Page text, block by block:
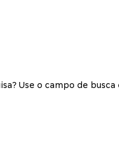
Use o campo de